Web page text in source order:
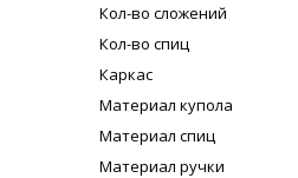
Кол-во сложений
Кол-во спиц
Каркас
Материал купола
Материал спиц
Материал ручки